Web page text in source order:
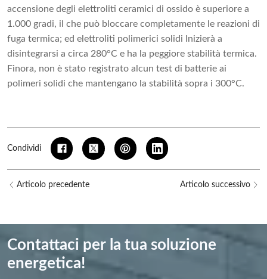
accensione degli elettroliti ceramici di ossido è superiore a
1.000 gradi, il che può bloccare completamente le reazioni di
fuga termica; ed elettroliti polimerici solidi Inizierà a
disintegrarsi a circa 280°C e ha la peggiore stabilità termica.
Finora, non è stato registrato alcun test di batterie ai
polimeri solidi che mantengano la stabilità sopra i 300°C.
Condividi
Articolo precedente Articolo successivo
Contattaci per la tua soluzione
energetica!